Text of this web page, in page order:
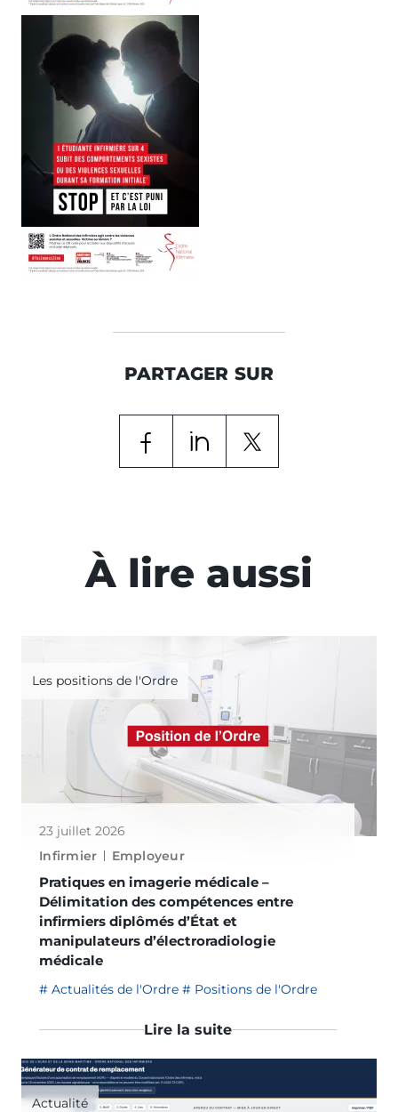
PARTAGER SUR
À lire aussi
Les positions de l'Ordre
23 juillet 2026
Infirmier
Employeur
Pratiques en imagerie médicale –
Délimitation des compétences entre
infirmiers diplômés d’État et
manipulateurs d’électroradiologie
médicale
Actualités de l'Ordre Positions de l'Ordre
Lire la suite
Actualité